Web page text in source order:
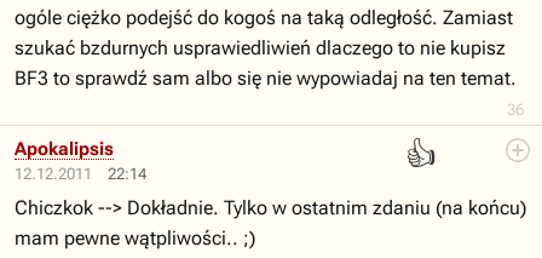
36
ogóle ciężko podejść do kogoś na taką odległość. Zamiast
szukać bzdurnych usprawiedliwień dlaczego to nie kupisz
BF3 to sprawdź sam albo się nie wypowiadaj na ten temat.
12.12.2011 22:14
👍
Apokalipsis
Chiczkok --> Dokładnie. Tylko w ostatnim zdaniu (na końcu)
mam pewne wątpliwości.. ;)